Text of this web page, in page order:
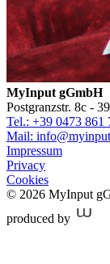
MyInput gGmbH
Postgranzstr. 8c -
Tel.: +39 0473 861
Mail:
Impressum
Privacy
Cookies
© 2026 MyInput
produced by